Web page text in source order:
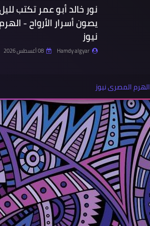
نور خالد أبو عمر تكتب
يصون أسرار الأرواح -
نيوز
Hamdy algyar 08 أغسطس 2026
الهرم المصرى نيوز